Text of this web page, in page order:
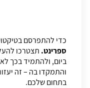
כדי להתפרסם
ספרינט. תצטרכו
ביום, ולהתמיד בכך
והתמקדו בה – זה
בתחום שלכם.